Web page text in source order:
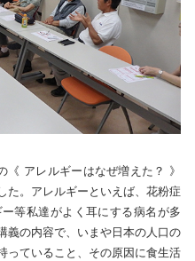
《 アレルギーはなぜ増えた？ 》
た。アレルギーといえば、花粉症
等私達がよく耳にする病名が多
義の内容で、いまや日本の人口の
っていること、その原因に食生活